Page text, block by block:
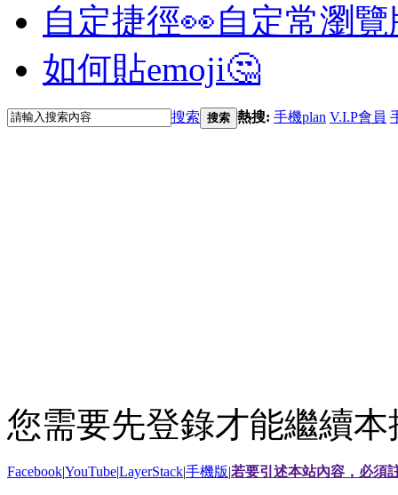
自定捷徑👀自定常瀏
如何貼emoji🤔
搜索 搜索 熱搜: 手機plan V.I.P會員
您需要先登錄才能繼續本
Facebook|YouTube|LayerStack|手機版|若要引述本站內容，必須